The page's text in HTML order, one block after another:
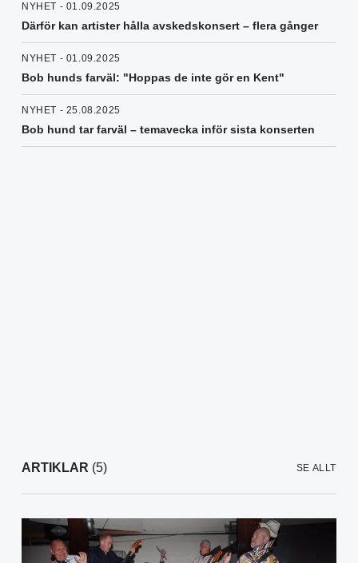
NYHET - 01.09.2025
Därför kan artister hålla avskedskonsert – flera gånger
NYHET - 01.09.2025
Bob hunds farväl: "Hoppas de inte gör en Kent"
NYHET - 25.08.2025
Bob hund tar farväl – temavecka inför sista konserten
ARTIKLAR (5) SE ALLT